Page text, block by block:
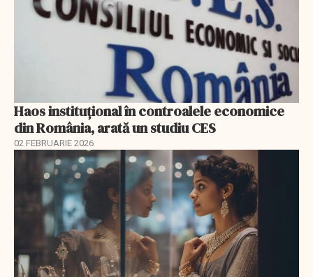
Haos instituțional în controalele economice
din România, arată un studiu CES
02 FEBRUARIE 2026